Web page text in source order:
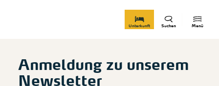
Menü
Suchen
Unterkunft
Anmeldung zu unserem
Newsletter